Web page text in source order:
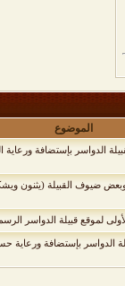
الموضوع
الدواسر بإستضافة
وبعض ضيوف القبيلة (يثنون
لموقع قبيلة الدواسر
الدواسر بإستضافة